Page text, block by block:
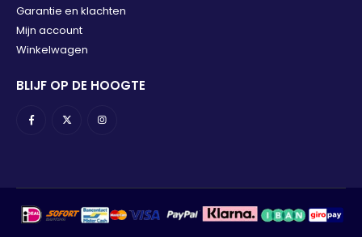
Garantie en klachten
Mijn account
Winkelwagen
BLIJF OP DE HOOGTE